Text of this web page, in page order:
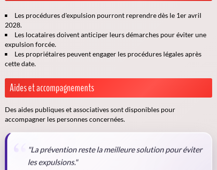
Les procédures d'expulsion pourront reprendre dès le 1er avril
2028.
Les locataires doivent anticiper leurs démarches pour éviter une
expulsion forcée.
Les propriétaires peuvent engager les procédures légales après
cette date.
Aides et accompagnements
Des aides publiques et associatives sont disponibles pour
accompagner les personnes concernées.
"La prévention reste la meilleure solution pour éviter
les expulsions."